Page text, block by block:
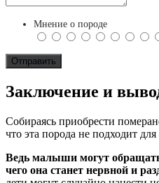
Мнение о породе
Заключение и
Собираясь приобрести
что эта порода не подходит
Ведь малыши могут
чего она станет нервной и